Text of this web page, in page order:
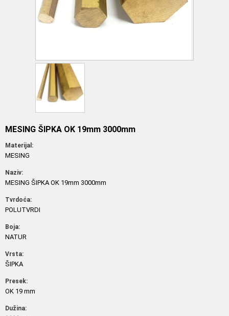
MESING ŠIPKA OK 19mm 3000mm
Materijal:
MESING
Naziv:
MESING ŠIPKA OK 19mm 3000mm
Tvrdoća:
POLUTVRDI
Boja:
NATUR
Vrsta:
ŠIPKA
Presek:
OK 19 mm
Dužina: